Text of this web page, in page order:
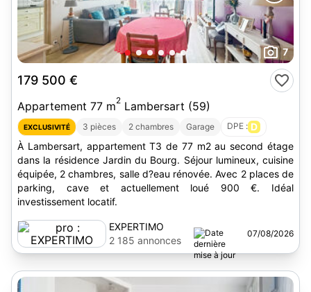
7
179 500 €
Appartement 77 m2 Lambersart (59)
EXCLUSIVITÉ 3 pièces 2 chambres Garage DPE : D
À Lambersart, appartement T3 de 77 m2 au second étage
dans la résidence Jardin du Bourg. Séjour lumineux, cuisine
équipée, 2 chambres, salle d?eau rénovée. Avec 2 places de
parking, cave et actuellement loué 900 €. Idéal
investissement locatif.
EXPERTIMO
2 185 annonces
07/08/2026